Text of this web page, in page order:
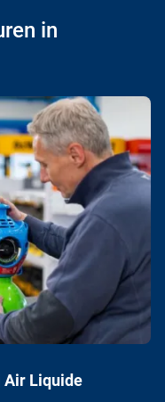
in
Air Liquide